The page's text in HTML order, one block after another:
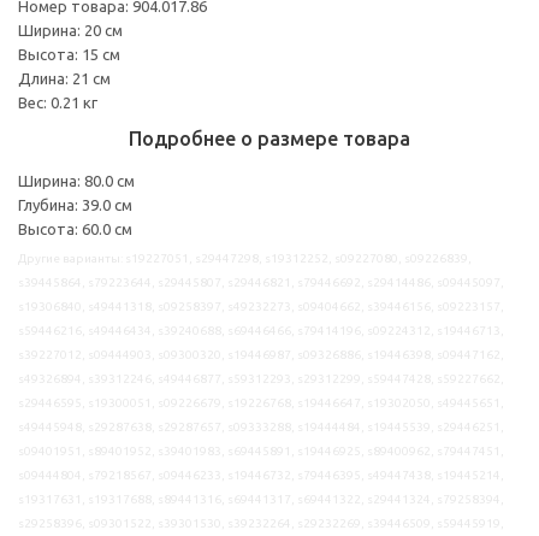
Номер товара: 904.017.86
Ширина: 20 см
Высота: 15 см
Длина: 21 см
Вес: 0.21 кг
Подробнее о размере товара
Ширина: 80.0 см
Глубина: 39.0 см
Высота: 60.0 см